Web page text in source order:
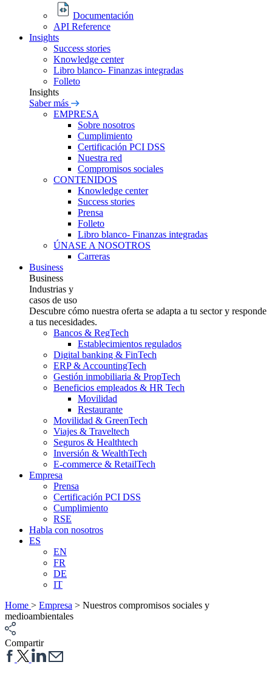
Documentación
API Reference
Insights
Success stories
Knowledge center
Libro blanco- Finanzas integradas
Folleto
Insights
Saber más
EMPRESA
Sobre nosotros
Cumplimiento
Certificación PCI DSS
Nuestra red
Compromisos sociales
CONTENIDOS
Knowledge center
Success stories
Prensa
Folleto
Libro blanco- Finanzas integradas
ÚNASE A NOSOTROS
Carreras
Business
Business
Industrias y
casos de uso
Descubre cómo nuestra oferta se adapta a tu sector y responde
a tus necesidades.
Bancos & RegTech
Establecimientos regulados
Digital banking & FinTech
ERP & AccountingTech
Gestión inmobiliaria & PropTech
Beneficios empleados & HR Tech
Movilidad
Restaurante
Movilidad & GreenTech
Viajes & Traveltech
Seguros & Healthtech
Inversión & WealthTech
E-commerce & RetailTech
Empresa
Prensa
Certificación PCI DSS
Cumplimiento
RSE
Habla con nosotros
ES
EN
FR
DE
IT
Home > Empresa > Nuestros compromisos sociales y
medioambientales
Compartir